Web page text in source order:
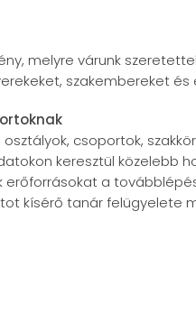
melyre várunk
szakembereket és
csoportok,
keresztül közelebb
a
kísérő tanár felügyelete